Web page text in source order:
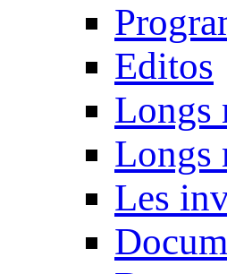
Editos
Longs
Longs
Les